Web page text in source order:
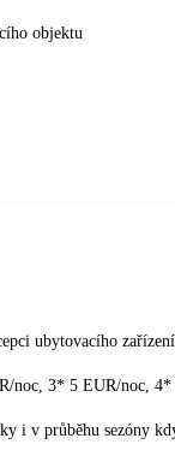
objektu
ubytovacího
noc, 3* 5 EUR/noc,
i v průběhu sezóny